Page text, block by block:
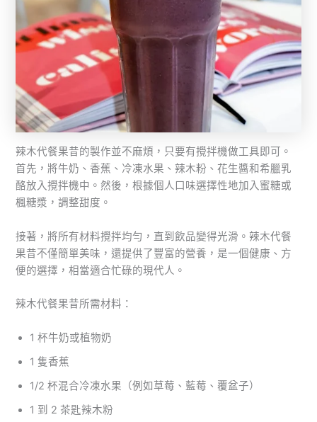
辣木代餐果昔的製作並不麻煩，只要有攪拌機做工具即可。
首先，將牛奶、香蕉、冷凍水果、辣木粉、花生醬和希臘乳
酪放入攪拌機中。然後，根據個人口味選擇性地加入蜜糖或
楓糖漿，調整甜度。
接著，將所有材料攪拌均勻，直到飲品變得光滑。辣木代餐
果昔不僅簡單美味，還提供了豐富的營養，是一個健康、方
便的選擇，相當適合忙碌的現代人。
辣木代餐果昔所需材料：
1 杯牛奶或植物奶
1 隻香蕉
1/2 杯混合冷凍水果（例如草莓、藍莓、覆盆子）
1 到 2 茶匙辣木粉